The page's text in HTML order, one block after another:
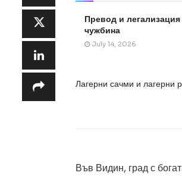
Превод и
чужбина
July 14, 2026
Лагерни сачми и лагерни
Във Видин, град с